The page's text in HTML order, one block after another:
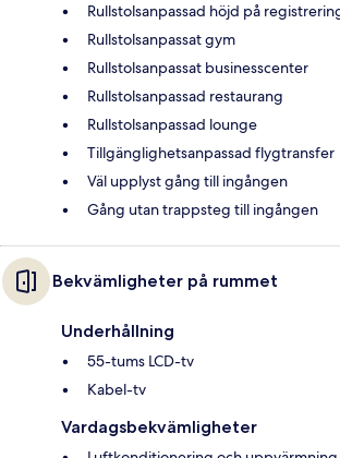
Rullstolsanpassad höjd på
Rullstolsanpassat gym
Rullstolsanpassat businesscenter
Rullstolsanpassad restaurang
Rullstolsanpassad lounge
Tillgänglighetsanpassad flygtransfer
Väl upplyst gång till ingången
Gång utan trappsteg till ingången
Bekvämligheter på rummet
Underhållning
55-tums LCD-tv
Kabel-tv
Vardagsbekvämligheter